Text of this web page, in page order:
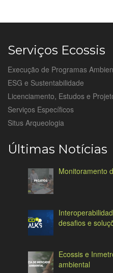
Serviços Ecossis
Execução de Programas
ESG e Sustentabilidade
Licenciamento, Estudos e
Serviços Específicos
Situs Arqueologia
Últimas Notícias
Monitoramento
desafios e
Ecossis e
ambiental